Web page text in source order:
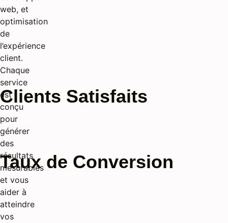
web, et
optimisation
de
l’expérience
client.
Chaque
service
est
conçu
pour
générer
des
résultats
mesurables
et vous
aider à
atteindre
vos
Clients Satisfaits
Taux de Conversion